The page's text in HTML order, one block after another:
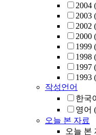
2004
2003
2002
2000
1999
1998
1997
1993
작성언어
한국
영어
오늘 본 자료
오늘 본